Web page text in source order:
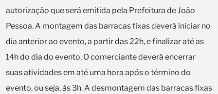
autorização que será emitida pela Prefeitura de João
Pessoa. A montagem das barracas fixas deverá iniciar no
dia anterior ao evento, a partir das 22h, e finalizar até as
14h do dia do evento. O comerciante deverá encerrar
suas atividades em até uma hora após o término do
evento, ou seja, às 3h. A desmontagem das barracas fixas